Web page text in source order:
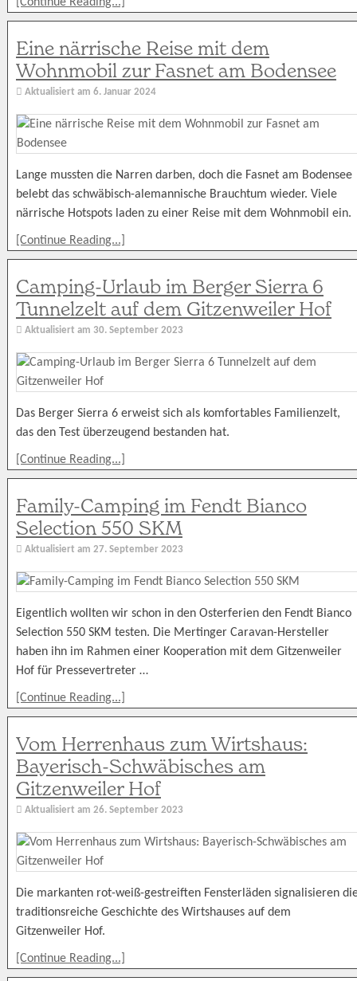
Eine närrische Reise mit dem
Wohnmobil zur Fasnet am Bodensee
Aktualisiert am 6. Januar 2024
Lange mussten die Narren darben, doch die Fasnet am Bodensee
belebt das schwäbisch-alemannische Brauchtum wieder. Viele
närrische Hotspots laden zu einer Reise mit dem Wohnmobil ein.
[Continue Reading...]
Camping-Urlaub im Berger Sierra 6
Tunnelzelt auf dem Gitzenweiler Hof
Aktualisiert am 30. September 2023
Das Berger Sierra 6 erweist sich als komfortables Familienzelt,
das den Test überzeugend bestanden hat.
[Continue Reading...]
Family-Camping im Fendt Bianco
Selection 550 SKM
Aktualisiert am 27. September 2023
Eigentlich wollten wir schon in den Osterferien den Fendt Bianco
Selection 550 SKM testen. Die Mertinger Caravan-Hersteller
haben ihn im Rahmen einer Kooperation mit dem Gitzenweiler
Hof für Pressevertreter …
[Continue Reading...]
Vom Herrenhaus zum Wirtshaus:
Bayerisch-Schwäbisches am
Gitzenweiler Hof
Aktualisiert am 26. September 2023
Die markanten rot-weiß-gestreiften Fensterläden signalisieren
traditionsreiche Geschichte des Wirtshauses auf dem
Gitzenweiler Hof.
[Continue Reading...]